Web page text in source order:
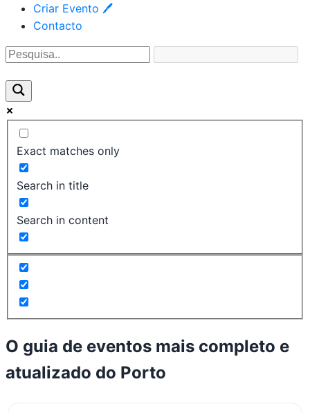
Criar Evento 🖊
Contacto
Exact matches only
Search in title
Search in content
O guia de eventos mais completo e
atualizado do Porto